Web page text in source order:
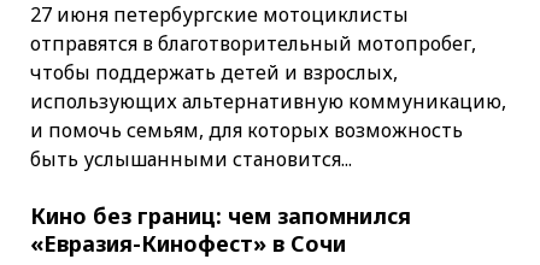
27 июня петербургские мотоциклисты
отправятся в благотворительный мотопробег,
чтобы поддержать детей и взрослых,
использующих альтернативную коммуникацию,
и помочь семьям, для которых возможность
быть услышанными становится...
Кино без границ: чем запомнился
«Евразия-Кинофест» в Сочи